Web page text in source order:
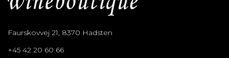
Faurskovvej 21, 8370 Hadsten
+45 42 20 60 66